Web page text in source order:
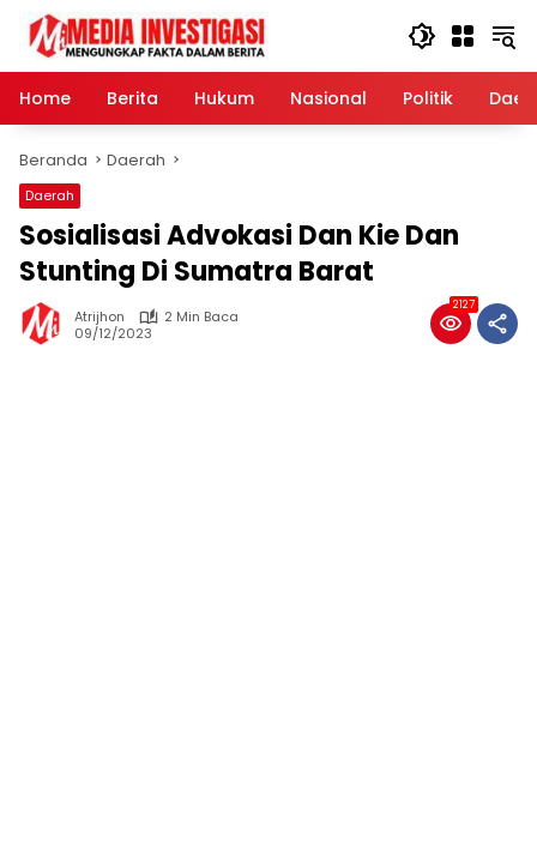
Langsung
konten
Home
Berita Hukum Nasional Politik
Beranda Daerah
Daerah
Sosialisasi Advokasi Dan Kie Dan
Stunting Di Sumatra Barat
Atrijhon
2 Min Baca
09/12/2023
2127